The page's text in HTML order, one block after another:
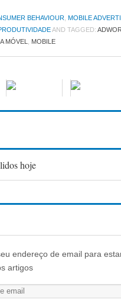
BEHAVIOUR, MOBILE
AND TAGGED:
MÓVEL MOBILE
hoje
endereço de email para
artigos